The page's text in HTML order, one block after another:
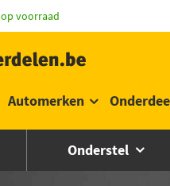
op voorraad
Automerken
Onderstel